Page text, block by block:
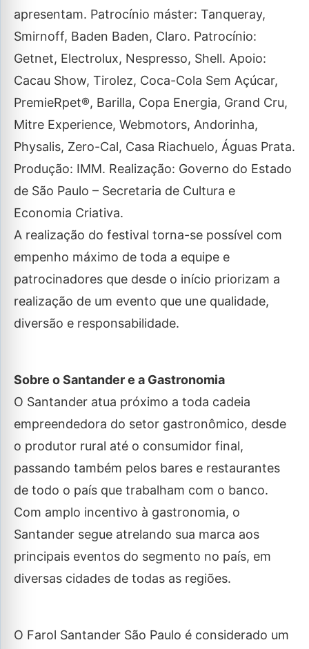
apresentam. Patrocínio máster: Tanqueray,
Smirnoff, Baden Baden, Claro. Patrocínio:
Getnet, Electrolux, Nespresso, Shell. Apoio:
Cacau Show, Tirolez, Coca-Cola Sem Açúcar,
PremieRpet®, Barilla, Copa Energia, Grand Cru,
Mitre Experience, Webmotors, Andorinha,
Physalis, Zero-Cal, Casa Riachuelo, Águas Prata.
Produção: IMM. Realização: Governo do Estado
de São Paulo – Secretaria de Cultura e
Economia Criativa.
A realização do festival torna-se possível com
empenho máximo de toda a equipe e
patrocinadores que desde o início priorizam a
realização de um evento que une qualidade,
diversão e responsabilidade.
Sobre o Santander e a Gastronomia
O Santander atua próximo a toda cadeia
empreendedora do setor gastronômico, desde
o produtor rural até o consumidor final,
passando também pelos bares e restaurantes
de todo o país que trabalham com o banco.
Com amplo incentivo à gastronomia, o
Santander segue atrelando sua marca aos
principais eventos do segmento no país, em
diversas cidades de todas as regiões.
O Farol Santander São Paulo é considerado um